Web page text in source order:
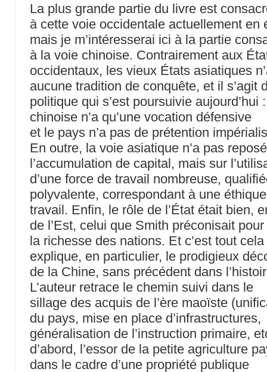
La plus grande partie du livre est
à cette voie occidentale actuellement en
mais je m’intéresserai ici à la partie
à la voie chinoise. Contrairement aux
occidentaux, les vieux États asiatiques
aucune tradition de conquête, et il s’agit
politique qui s’est poursuivie aujourd’hui
chinoise n’a qu’une vocation défensive
et le pays n’a pas de prétention
En outre, la voie asiatique n’a pas
l’accumulation de capital, mais sur
d’une force de travail nombreuse,
polyvalente, correspondant à une
travail. Enfin, le rôle de l’État était bien,
de l’Est, celui que Smith préconisait
la richesse des nations. Et c’est tout
explique, en particulier, le prodigieux
de la Chine, sans précédent dans
L’auteur retrace le chemin suivi dans le
sillage des acquis de l’ère maoïste
du pays, mise en place d’infrastructures,
généralisation de l’instruction primaire,
d’abord, l’essor de la petite agriculture
dans le cadre d’une propriété publique